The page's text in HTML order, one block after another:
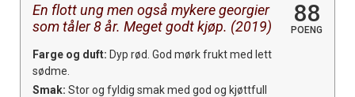
En flott ung men også mykere georgier
som tåler 8 år. Meget godt kjøp. (2019)
88
POENG
Farge og duft: Dyp rød. God mørk frukt med lett
sødme.
Smak: Stor og fyldig smak med god og kjøttfull